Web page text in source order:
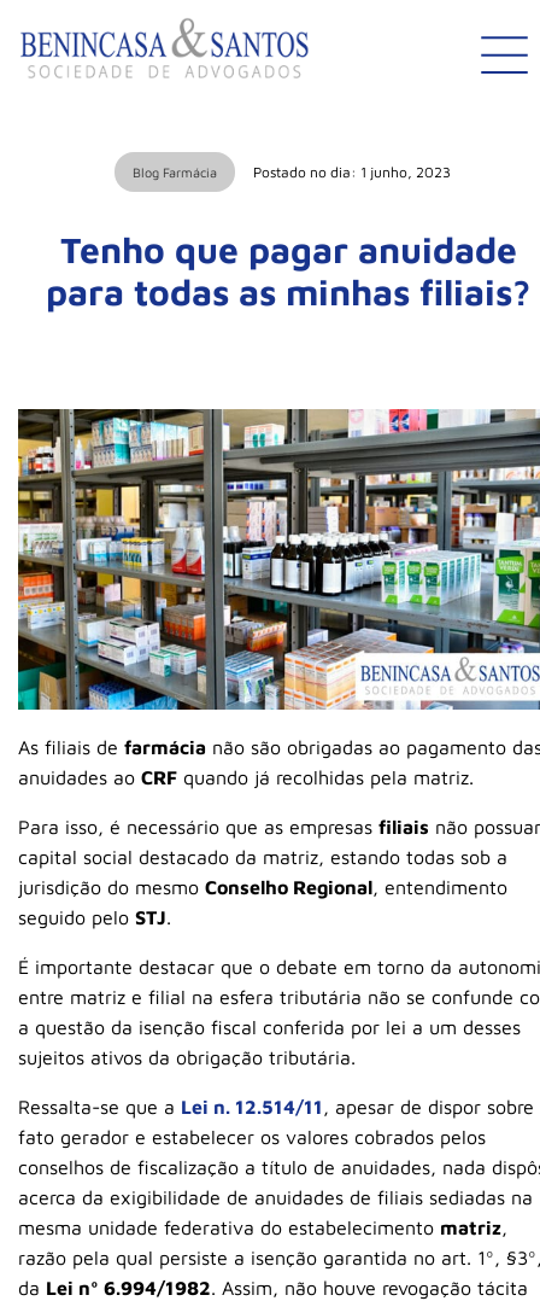
Blog Farmácia Postado no dia: 1 junho, 2023
Tenho que pagar anuidade
para todas as minhas filiais?
As filiais de farmácia não são obrigadas ao pagamento
anuidades ao CRF quando já recolhidas pela matriz.
Para isso, é necessário que as empresas filiais não
capital social destacado da matriz, estando todas sob a
jurisdição do mesmo Conselho Regional, entendimento
seguido pelo STJ.
É importante destacar que o debate em torno da
entre matriz e filial na esfera tributária não se confunde
a questão da isenção fiscal conferida por lei a um desses
sujeitos ativos da obrigação tributária.
Ressalta-se que a Lei n. 12.514/11 , apesar de dispor sobre
fato gerador e estabelecer os valores cobrados pelos
conselhos de fiscalização a título de anuidades, nada
acerca da exigibilidade de anuidades de filiais sediadas na
mesma unidade federativa do estabelecimento matriz,
razão pela qual persiste a isenção garantida no art. 1º,
da Lei nº 6.994/1982. Assim, não houve revogação tácita